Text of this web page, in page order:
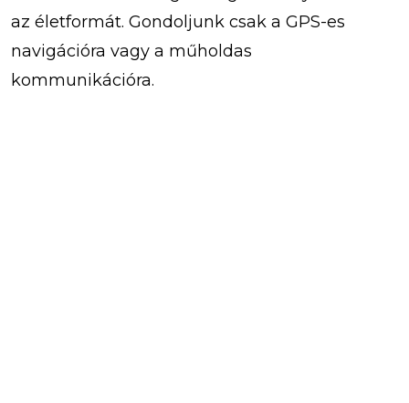
az életformát. Gondoljunk csak a GPS-es
navigációra vagy a műholdas
kommunikációra.